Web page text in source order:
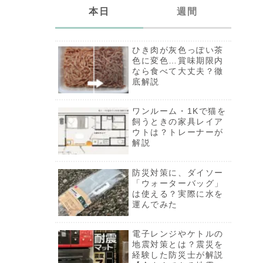
本日
ひき肉が灰色っぽい茶
色に変色…賞味期限内
なら食べて大丈夫？徹
底解説
ワンルーム・1Kで猫を
飼うときの家具レイア
ウトは？トレーナーが
解説
防災対策に、ダイソー
「ウォーターバッグ」
は使える？実際に水を
運んでみた
電子レンジやケトルの
地震対策とは？震災を
経験した防災士が解説
週間
ひき肉が灰色っぽい茶
色に変色…賞味期限内
なら食べて大丈夫？徹
底解説
ゴーヤの赤い種は食べ
ても大丈夫？腐敗？完
熟？おすすめの食べ方
も解説
災害時の洗濯はどうす
る？3.11を経験した防
災士が備える洗濯グッ
ズ
防災対策に、ダイソー
「ウォーターバッグ」
は使える？実際に水を